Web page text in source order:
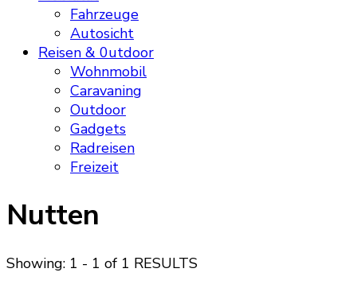
Fahrzeuge
Autosicht
Reisen & 0utdoor
Wohnmobil
Caravaning
Outdoor
Gadgets
Radreisen
Freizeit
Nutten
Showing: 1 - 1 of 1 RESULTS